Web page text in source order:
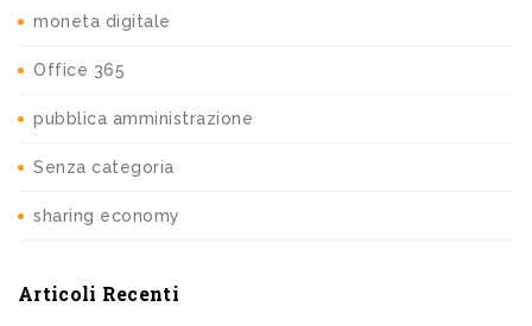
moneta digitale
Office 365
pubblica amministrazione
Senza categoria
sharing economy
Articoli Recenti